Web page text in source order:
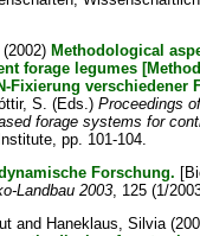
(2002) Methodological
forage legumes
Fixierung verschiedener
S. (Eds.)Proceedings
forage systems for
pp. 101-104.
Forschung.
Landbau 2003, 125 (1/
and Haneklaus, Silvia